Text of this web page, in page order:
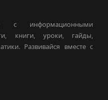
с информационными
книги, уроки, гайды,
Развивайся вместе с